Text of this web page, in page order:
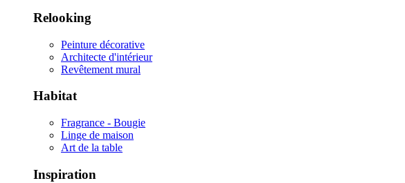
Relooking
Peinture décorative
Architecte d'intérieur
Revêtement mural
Habitat
Fragrance - Bougie
Linge de maison
Art de la table
Inspiration